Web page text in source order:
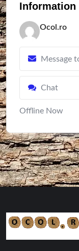
Information
Ocol.ro
Message
Chat
Offline Now